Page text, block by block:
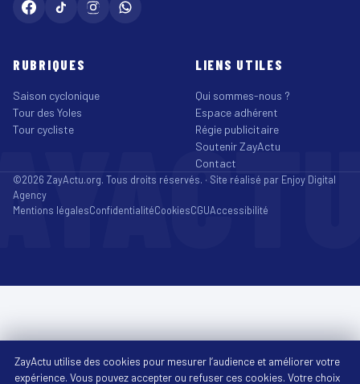
RUBRIQUES
Saison cyclonique
Tour des Yoles
Tour cycliste
LIENS UTILES
Qui sommes-nous ?
Espace adhérent
Régie publicitaire
Soutenir ZayActu
Contact
©2026 ZayActu.org. Tous droits réservés. · Site réalisé par Enjoy Digital
Agency
Mentions légalesConfidentialitéCookiesCGUAccessibilité
ZayActu utilise des cookies pour mesurer l’audience et améliorer votre
expérience. Vous pouvez accepter ou refuser ces cookies. Votre choix